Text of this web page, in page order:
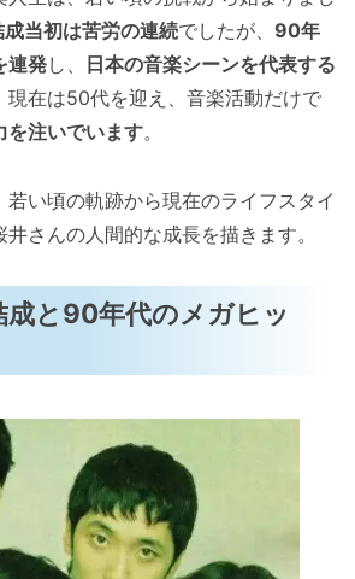
当初は苦労の連続でしたが、 90年
連発し、
日本の音楽シーンを代表する
現在は50代を迎え、音楽活動だけで
を注いでいます。
い頃の軌跡から現在のライフスタイ
さんの人間的な成長を描きます。
成と90年代のメガヒッ